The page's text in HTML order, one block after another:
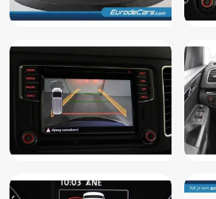
Lederen versnellingspook
Lichtmetalen velgen
Mistlampen voor adaptief
MP3 aansluiting
Multimedia-voorbereiding
Navigatie
Navigatiesysteem full map